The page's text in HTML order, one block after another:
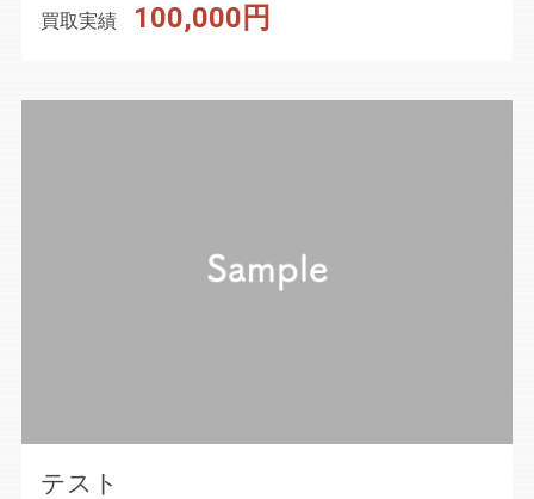
買取実績 100,000円
テスト